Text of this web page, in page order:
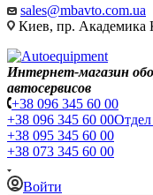
sales@mbavto.com.ua
Киев, пр. Академика
Интернет-магазин
автосервисов
+38 096 345 60 00
+38 096 345 60 00
+38 095 345 60 00
+38 073 345 60 00
Войти